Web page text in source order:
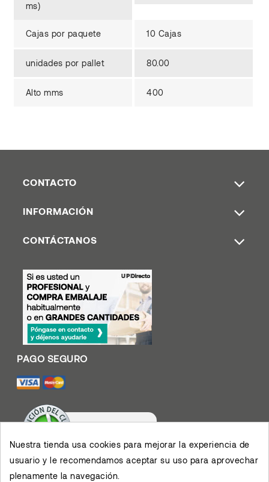
ms)
Cajas por paquete 10 Cajas
unidades por pallet 80.00
Alto mms 400
CONTACTO
INFORMACIÓN
CONTÁCTANOS
Valoración De Clientes
Muy contento con el
Nuestra tienda usa cookies para mejorar la experiencia de
usuario y le recomendamos aceptar su uso para aprovechar
plenamente la navegación.